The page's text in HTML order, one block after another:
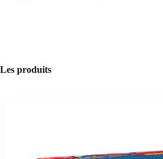
Les produits